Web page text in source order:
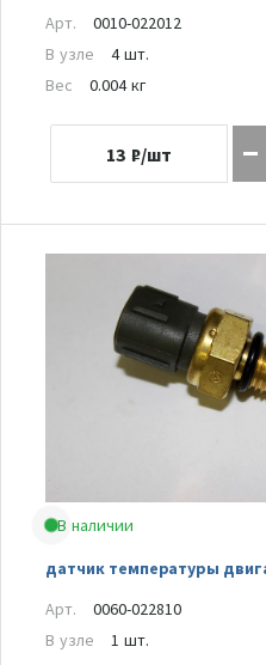
Арт.
0010-022012
В узле
4 шт.
Вес
0.004 кг
13 ₽/шт
В наличии
датчик температуры
Арт.
0060-022810
В узле
1 шт.